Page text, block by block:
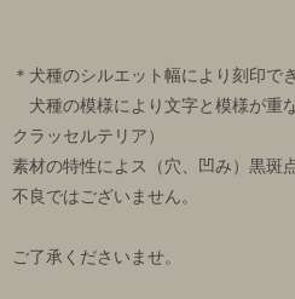
＊犬種のシルエット幅により刻印で
犬種の模様により文字と模様が重
クラッセルテリア）
素材の特性によス（穴、凹み）黒斑
不良ではございません。
ご了承くださいませ。